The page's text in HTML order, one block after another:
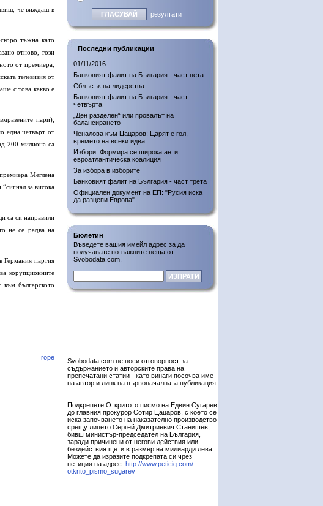
че виждаш в
тъжна като
отново, този
от премиера,
телевизия от
с това какво е
пари),
една четвърт от
200 милиона са
Меглена
за висока
са си направили
не се радва на
Германия партия
корупционните
българското
горе
резултати
Последни публикации
01/11/2016
Банковият фалит на България - част пета
Сблъсък на лидерства
Банковият фалит на България - част
четвърта
„Ден разделен“ или провалът на
балансирането
Ченалова към Цацаров: Царят е гол,
времето на всеки идва
Избори: Формира се широка анти
евроатлантическа коалиция
За избора в изборите
Банковият фалит на България - част трета
Официален документ на ЕП: "Русия иска
да разцепи Европа"
Бюлетин
Въведете вашия имейл адрес за да
получавате по-важните неща от
Svobodata.com.
Svobodata.com не носи отговорност за
съдържанието и авторските права на
препечатани статии - като винаги посочва име
на автор и линк на първоначалната публикация.
Подкрепете Откритото писмо на Едвин Сугарев
до главния прокурор Сотир Цацаров, с което се
иска започването на наказателно производство
срещу лицето Сергей Дмитриевич Станишев,
бивш министър-председател на България,
заради причинени от негови действия или
бездействия щети в размер на милиарди лева.
Можете да изразите подкрепата си чрез
петиция на адрес: http://www.peticiq.com/
otkrito_pismo_sugarev